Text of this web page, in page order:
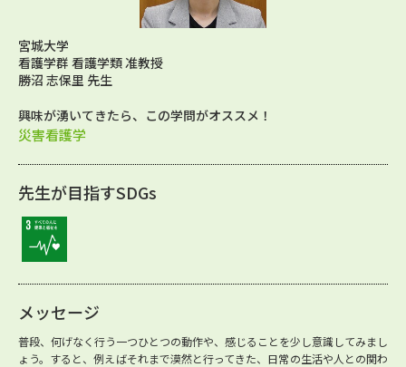
宮城大学
看護学群 看護学類 准教授
勝沼 志保里 先生
興味が湧いてきたら、この学問がオススメ！
災害看護学
先生が目指すSDGs
メッセージ
普段、何げなく行う一つひとつの動作や、感じることを少し意識してみまし
ょう。すると、例えばそれまで漠然と行ってきた、日常の生活や人との関わ